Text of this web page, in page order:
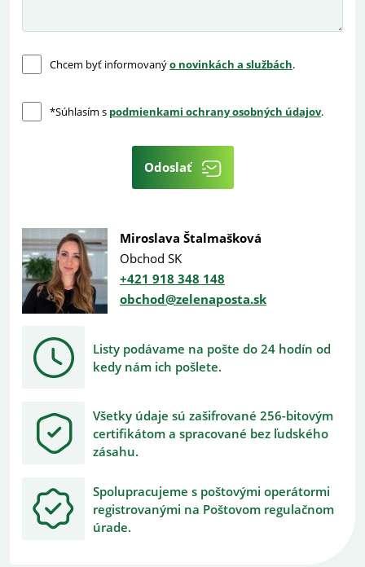
Chcem byť informovanýo novinkách a službách.
*Súhlasím s podmienkami ochrany osobných údajov.
Odoslať
Miroslava Štalmašková
Obchod SK
+421 918 348 148
obchod@zelenaposta.sk
Listy podávame na pošte do 24 hodín od
kedy nám ich pošlete.
Všetky údaje sú zašifrované 256-bitovým
certifikátom a spracované bez ľudského
zásahu.
Spolupracujeme s poštovými operátormi
registrovanými na Poštovom regulačnom
úrade.